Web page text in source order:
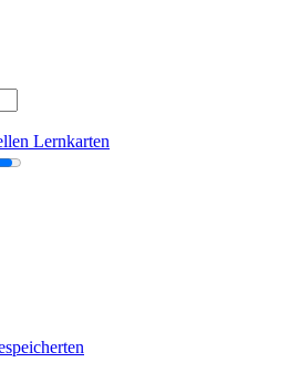
Lernkarten